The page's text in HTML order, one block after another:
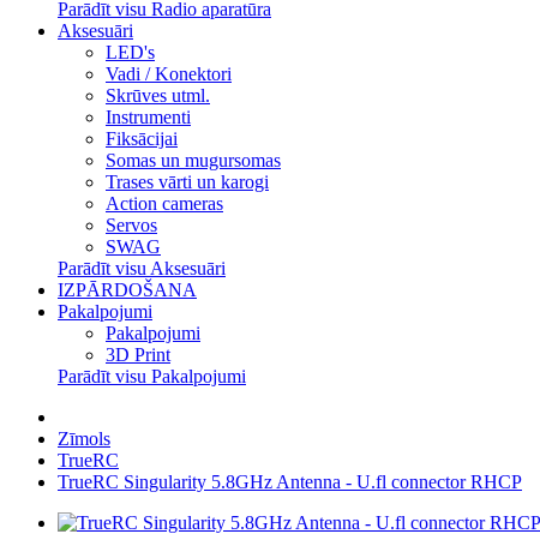
Parādīt visu Radio aparatūra
Aksesuāri
LED's
Vadi / Konektori
Skrūves utml.
Instrumenti
Fiksācijai
Somas un mugursomas
Trases vārti un karogi
Action cameras
Servos
SWAG
Parādīt visu Aksesuāri
IZPĀRDOŠANA
Pakalpojumi
Pakalpojumi
3D Print
Parādīt visu Pakalpojumi
Zīmols
TrueRC
TrueRC Singularity 5.8GHz Antenna - U.fl connector RHCP